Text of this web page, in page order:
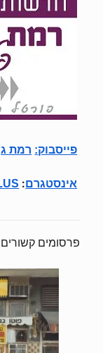
פייסבוק: רמת
אינסטגרם:
פרסומים קשורים